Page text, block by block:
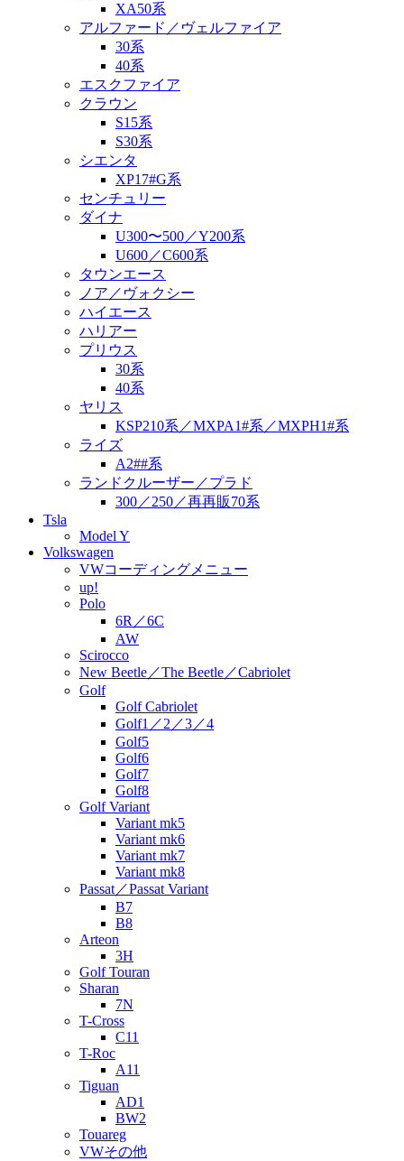
XA50系
アルファード／ヴェルファイア
30系
40系
エスクファイア
クラウン
S15系
S30系
シエンタ
XP17#G系
センチュリー
ダイナ
U300〜500／Y200系
U600／C600系
タウンエース
ノア／ヴォクシー
ハイエース
ハリアー
プリウス
30系
40系
ヤリス
KSP210系／MXPA1#系／MXPH1#系
ライズ
A2##系
ランドクルーザー／プラド
300／250／再再販70系
Tsla
Model Y
Volkswagen
VWコーディングメニュー
up!
Polo
6R／6C
AW
Scirocco
New Beetle／The Beetle／Cabriolet
Golf
Golf Cabriolet
Golf1／2／3／4
Golf5
Golf6
Golf7
Golf8
Golf Variant
Variant mk5
Variant mk6
Variant mk7
Variant mk8
Passat／Passat Variant
B7
B8
Arteon
3H
Golf Touran
Sharan
7N
T-Cross
C11
T-Roc
A11
Tiguan
AD1
BW2
Touareg
VWその他